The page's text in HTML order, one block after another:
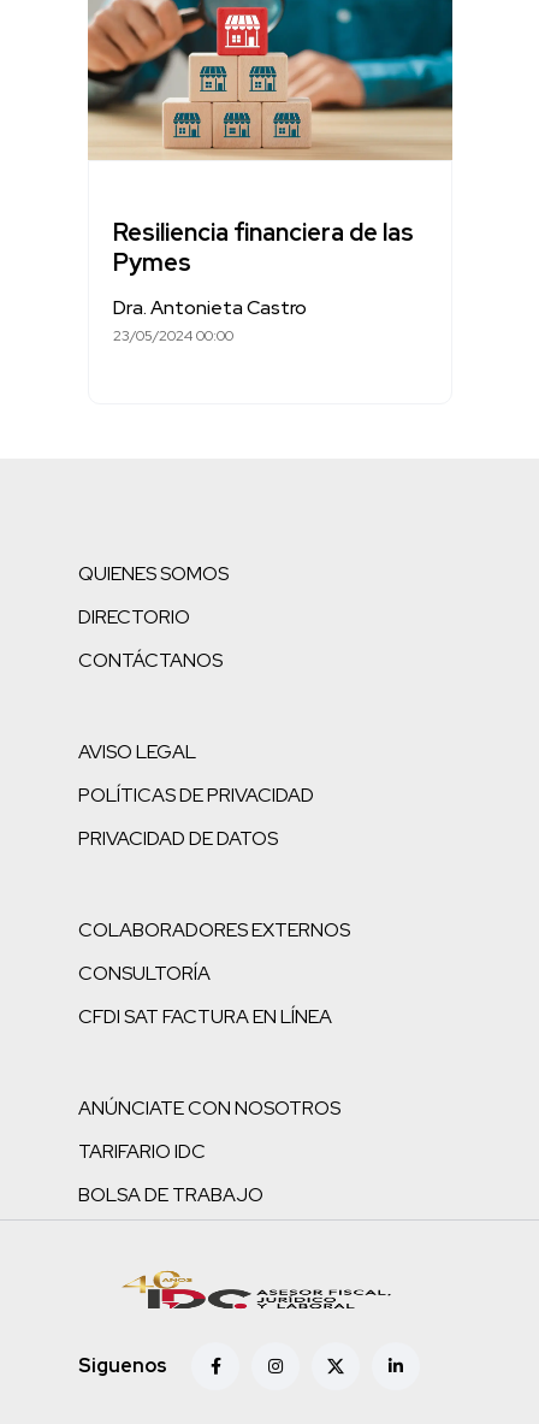
Resiliencia financiera de las
Pymes
Dra. Antonieta Castro
23/05/2024 00:00
QUIENES SOMOS
DIRECTORIO
CONTÁCTANOS
AVISO LEGAL
POLÍTICAS DE PRIVACIDAD
PRIVACIDAD DE DATOS
COLABORADORES EXTERNOS
CONSULTORÍA
CFDI SAT FACTURA EN LÍNEA
ANÚNCIATE CON NOSOTROS
TARIFARIO IDC
BOLSA DE TRABAJO
Siguenos